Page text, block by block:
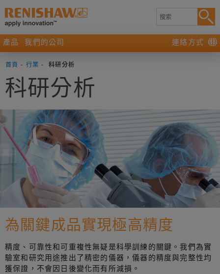
產品 我們的公司 連絡方式
首頁 - 行業 - 科研分析
科研分析
為關鍵成品實現極高精度
精度、可靠性和可重複性無疑是科學訓練的關鍵。我們為實
驗室和研究用途推出了精密的儀器，儀器的精度與完整性均
獲保證，不會因日後變化而有所減損。